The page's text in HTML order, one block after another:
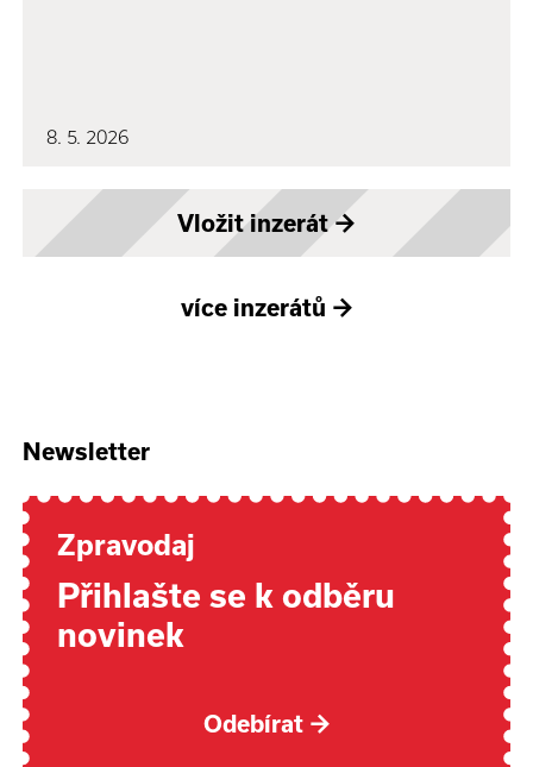
8. 5. 2026
Vložit inzerát→
více inzerátů →
Newsletter
Zpravodaj
Přihlašte se k odběru
novinek
Odebírat →